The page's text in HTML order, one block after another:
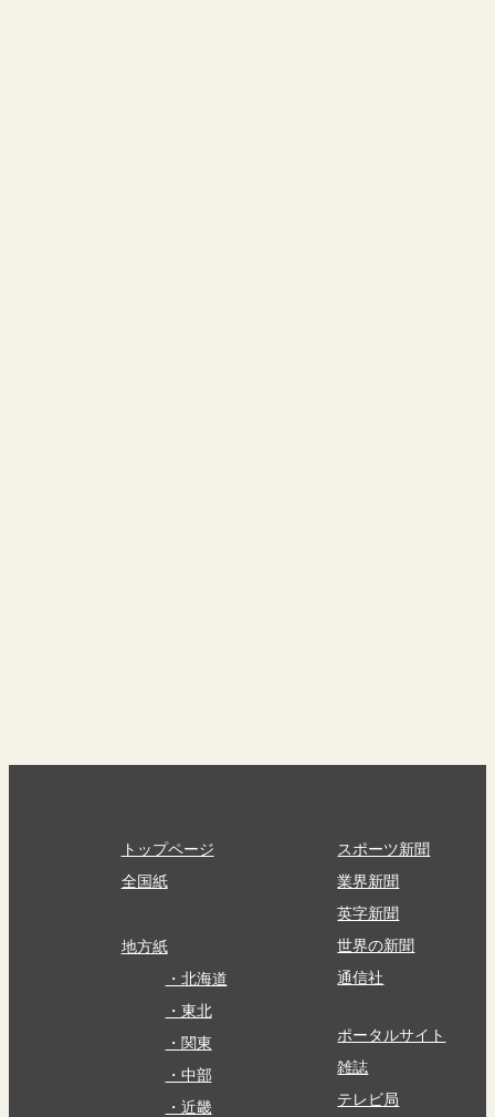
トップページ
全国紙
地方紙
・北海道
・東北
・関東
・中部
・近畿
スポーツ新聞
業界新聞
英字新聞
世界の新聞
通信社
ポータルサイト
雑誌
テレビ局